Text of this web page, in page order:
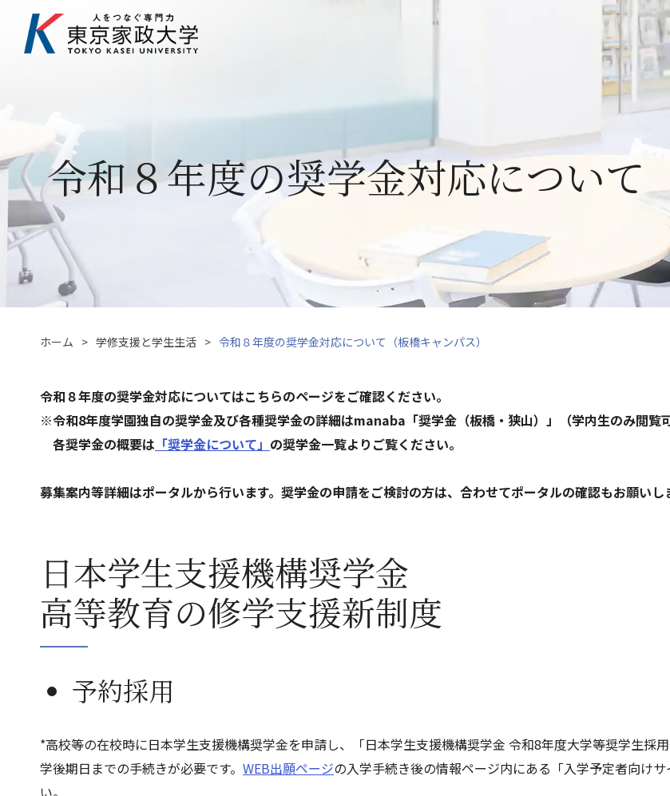
令和８年度の奨学金対応について
ホーム 学修支援と学生生活 令和８年度の奨学金対応について（板橋キャンパス）
令和８年度の奨学金対応についてはこちらのページをご確認ください。
※令和8年度学園独自の奨学金及び各種奨学金の詳細はmanaba「奨学金（板橋・狭山）」（学内生のみ閲覧
各奨学金の概要は 「奨学金について」 の奨学金一覧よりご覧ください。
募集案内等詳細はポータルから行います。奨学金の申請をご検討の方は、合わせてポータルの確認もお願いし
日本学生支援機構奨学金
高等教育の修学支援新制度
予約採用
*高校等の在校時に日本学生支援機構奨学金を申請し、「日本学生支援機構奨学金 令和8年度大学等奨学生採
学後期日までの手続きが必要です。 WEB出願ページの入学手続き後の情報ページ内にある「入学予定者向け
い。